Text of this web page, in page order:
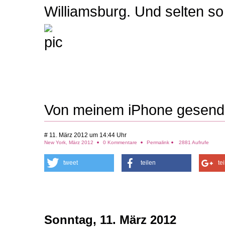
Williamsburg. Und selten
Von meinem iPhone
# 11. März 2012 um 14:44 Uhr
New York, März 2012 0 Kommentare Permalink 2881 Aufrufe
tweet teilen
Sonntag, 11. März 2012